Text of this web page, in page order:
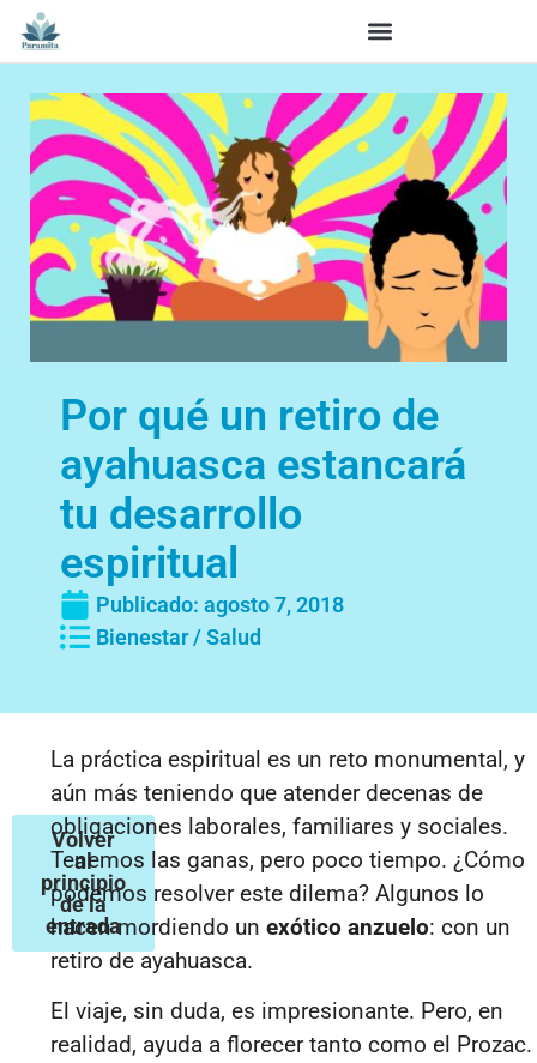
Por qué un retiro de
ayahuasca estancará
tu desarrollo
espiritual
Publicado: agosto 7, 2018
Bienestar / Salud
Volver
al
principio
de la
entrada
La práctica espiritual es un reto monumental, y
aún más teniendo que atender decenas de
obligaciones laborales, familiares y sociales.
Tenemos las ganas, pero poco tiempo. ¿Cómo
podemos resolver este dilema? Algunos lo
hacen mordiendo un exótico anzuelo: con un
retiro de ayahuasca.
El viaje, sin duda, es impresionante. Pero, en
realidad, ayuda a florecer tanto como el Prozac.